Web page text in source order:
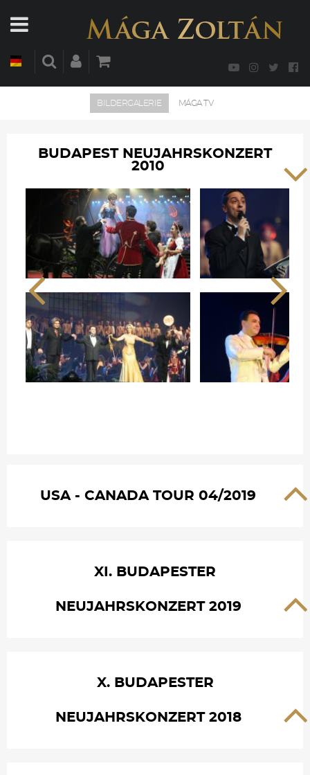
BILDERGALERIE MÁGA TV
BUDAPEST NEUJAHRSKONZERT
2010
USA - CANADA TOUR 04/2019
XI. BUDAPESTER
NEUJAHRSKONZERT 2019
X. BUDAPESTER
NEUJAHRSKONZERT 2018